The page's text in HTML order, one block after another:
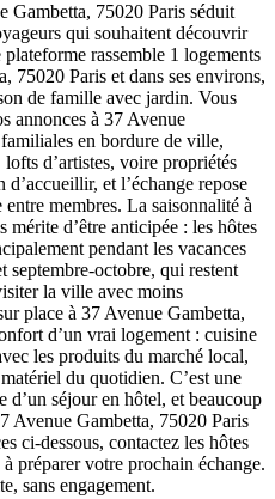
Gambetta, 75020 Paris séduit
qui souhaitent découvrir
rassemble 1 logements
75020 Paris et dans ses environs,
de famille avec jardin. Vous
annonces à 37 Avenue
en bordure de ville,
d’artistes, voire propriétés
et l’échange repose
membres. La saisonnalité à
d’être anticipée : les hôtes
pendant les vacances
septembre-octobre, qui restent
la ville avec moins
place à 37 Avenue Gambetta,
d’un vrai logement : cuisine
les produits du marché local,
du quotidien. C’est une
d’un séjour en hôtel, et beaucoup
Avenue Gambetta, 75020 Paris
ci-dessous, contactez les hôtes
préparer votre prochain échange.
sans engagement.